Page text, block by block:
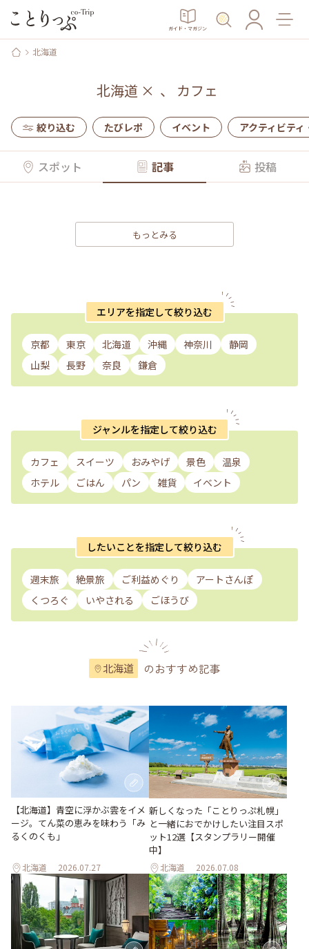
ガイド・マガジン
北海道
北海道 × 、 カフェ
絞り込む たびレポ イベント アクティビティ
スポット 記事 投稿
もっとみる
エリアを指定して絞り込む
京都 東京 北海道 沖縄 神奈川
静岡
山梨
長野 奈良 鎌倉
ジャンルを指定して絞り込む
カフェ スイーツ おみやげ 景色
温泉
ホテル
ごはん パン 雑貨 イベント
したいことを指定して絞り込む
週末旅 絶景旅 ご利益めぐり
アートさんぽ
くつろぐ
いやされる ごほうび
北海道 のおすすめ記事
【北海道】青空に浮かぶ雲をイメ
ージ。てん菜の恵みを味わう「み
るくのくも」
北海道 2026.07.27
新しくなった「ことりっぷ札幌」
と一緒におでかけしたい注目スポ
ット12選【スタンプラリー開催
中】
北海道 2026.07.08